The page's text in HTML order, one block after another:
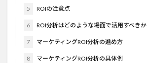
5 ROIの注意点
6 ROI分析はどのような場面で活用すべきか
7 マーケティングROI分析の進め方
8 マーケティングROI分析の具体例